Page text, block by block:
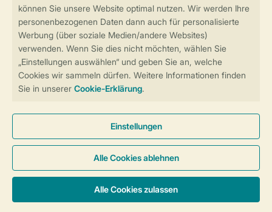
Sicherstellung Deiner Privatsphäre
Sichere Datenübertragung
Sicheres Bezahlen
Cookies und Banner
Barrierefreiheit
© 2026 Landal GreenParks GmbH